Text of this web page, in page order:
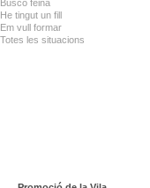
Busco feina
He tingut un fill
Em vull formar
Totes les situacions